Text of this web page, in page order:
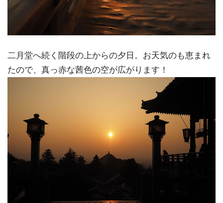
二月堂へ続く階段の上からの夕日。お天気のも恵まれ
たので、真っ赤な茜色の空が広がります！